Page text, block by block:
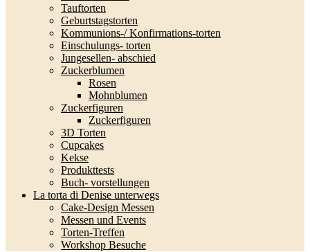
Tauftorten
Geburtstagstorten
Kommunions-/ Konfirmations-torten
Einschulungs- torten
Jungesellen- abschied
Zuckerblumen
Rosen
Mohnblumen
Zuckerfiguren
Zuckerfiguren
3D Torten
Cupcakes
Kekse
Produkttests
Buch- vorstellungen
La torta di Denise unterwegs
Cake-Design Messen
Messen und Events
Torten-Treffen
Workshop Besuche